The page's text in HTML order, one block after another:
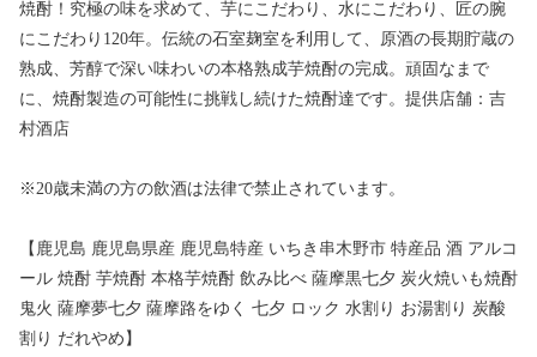
焼酎！究極の味を求めて、芋にこだわり、水にこだわり、匠の腕
にこだわり120年。伝統の石室麹室を利用して、原酒の長期貯蔵の
熟成、芳醇で深い味わいの本格熟成芋焼酎の完成。頑固なまで
に、焼酎製造の可能性に挑戦し続けた焼酎達です。提供店舗：吉
村酒店
※20歳未満の方の飲酒は法律で禁止されています。
【鹿児島 鹿児島県産 鹿児島特産 いちき串木野市 特産品 酒 アルコ
ール 焼酎 芋焼酎 本格芋焼酎 飲み比べ 薩摩黒七夕 炭火焼いも焼酎
鬼火 薩摩夢七夕 薩摩路をゆく 七夕 ロック 水割り お湯割り 炭酸
割り だれやめ】